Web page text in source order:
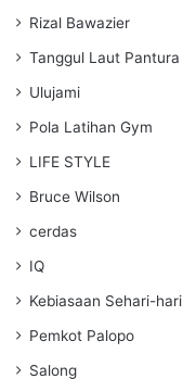
Rizal Bawazier
Tanggul Laut Pantura
Ulujami
Pola Latihan Gym
LIFE STYLE
Bruce Wilson
cerdas
IQ
Kebiasaan Sehari-hari
Pemkot Palopo
Salong